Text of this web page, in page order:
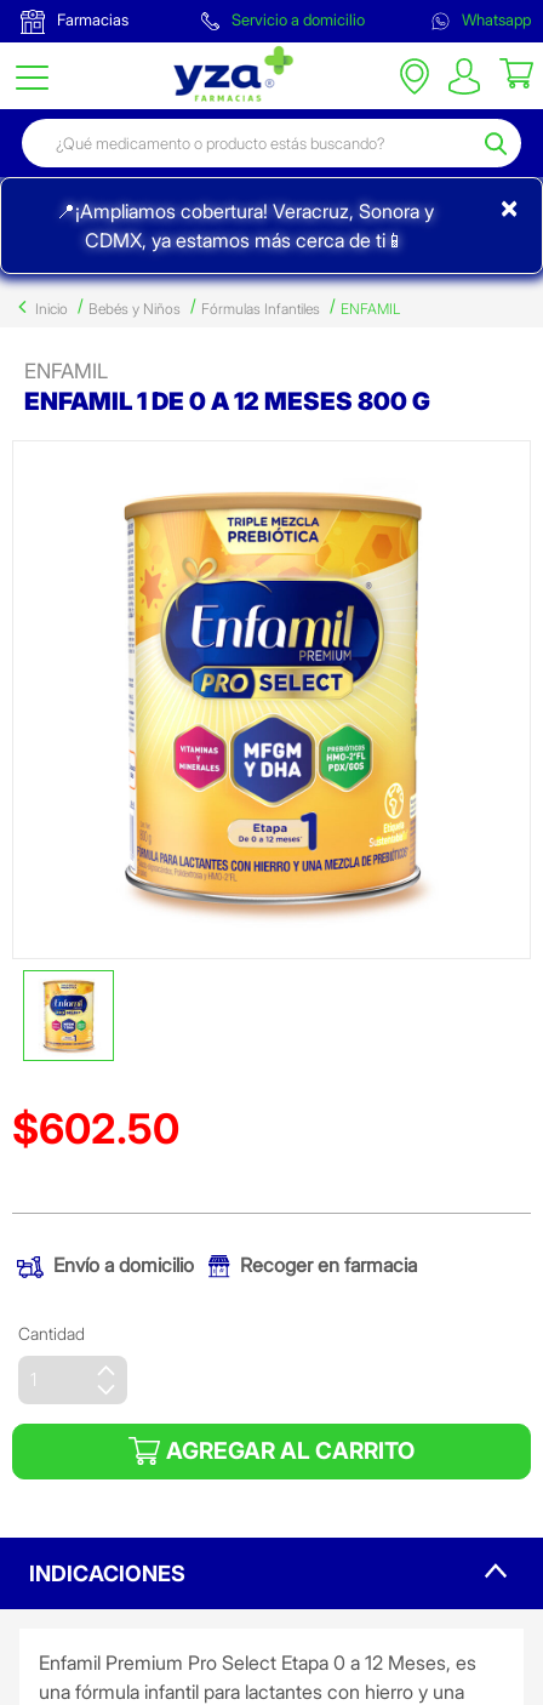
Farmacias Servicio a domicilio Whatsapp
📍¡Ampliamos cobertura! Veracruz, Sonora y
CDMX, ya estamos más cerca de ti📱
×
Inicio Bebés y Niños Fórmulas Infantiles ENFAMIL
ENFAMIL
ENFAMIL 1 DE 0 A 12 MESES 800 G
Precio reducido de
$602.50
Envío a domicilio Recoger en farmacia
Cantidad
AGREGAR AL CARRITO
INDICACIONES
Enfamil Premium Pro Select Etapa 0 a 12 Meses, es
una fórmula infantil para lactantes con hierro y una